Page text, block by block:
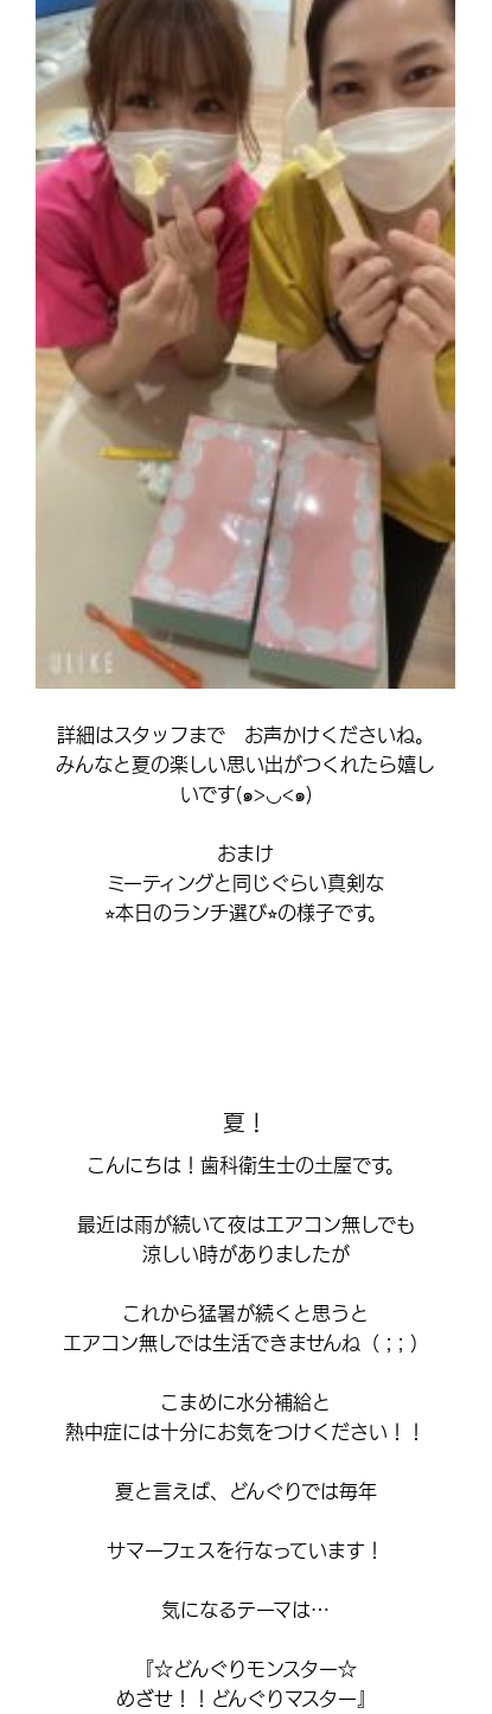
詳細はスタッフまで お声かけくださいね。
みんなと夏の楽しい思い出がつくれたら嬉し
いです(๑>◡<๑)
おまけ
ミーティングと同じぐらい真剣な
⭐︎本日のランチ選び⭐︎の様子です。
夏！
こんにちは！歯科衛生士の土屋です。
最近は雨が続いて夜はエアコン無しでも
涼しい時がありましたが
これから猛暑が続くと思うと
エアコン無しでは生活できませんね（ ; ; ）
こまめに水分補給と
熱中症には十分にお気をつけください！！
夏と言えば、どんぐりでは毎年
サマーフェスを行なっています！
気になるテーマは…
『☆どんぐりモンスター☆
めざせ！！どんぐりマスター』